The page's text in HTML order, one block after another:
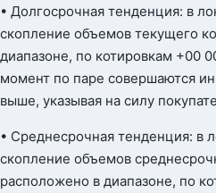
• Долгосрочная тенденция: в
скопление объемов текущего
диапазоне, по котировкам +00
момент по паре совершаются
выше, указывая на силу
• Среднесрочная тенденция: в
скопление объемов
расположено в диапазоне, по